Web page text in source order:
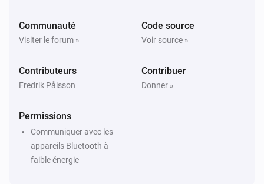
Communauté
Visiter le forum »
Code source
Voir source »
Contributeurs
Fredrik Pålsson
Contribuer
Donner »
Permissions
Communiquer avec les
appareils Bluetooth à
faible énergie